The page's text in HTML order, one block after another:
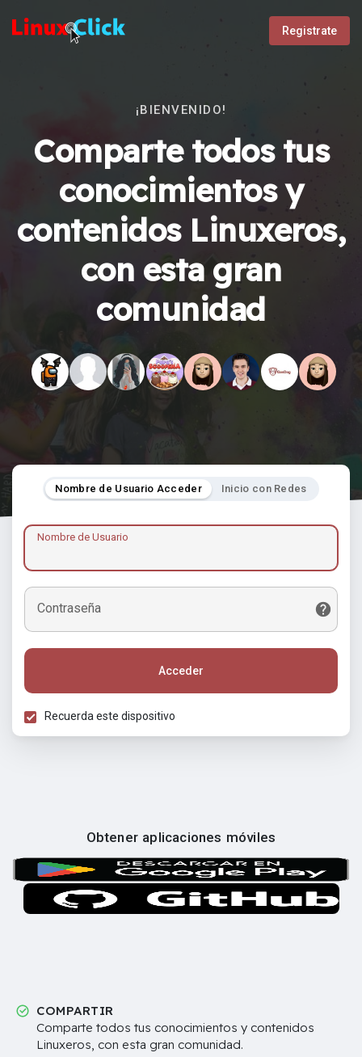
Registrate
¡BIENVENIDO!
Comparte todos tus
conocimientos y
contenidos Linuxeros,
con esta gran
comunidad
Nombre de Usuario Acceder Inicio con Redes
Nombre de Usuario
Contraseña
Acceder
Recuerda este dispositivo
Obtener aplicaciones móviles
COMPARTIR
Comparte todos tus conocimientos y contenidos
Linuxeros, con esta gran comunidad.